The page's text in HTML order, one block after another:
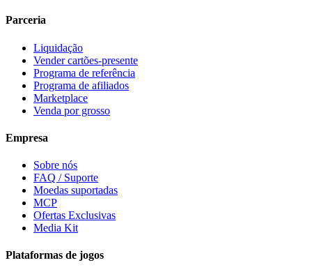
Parceria
Liquidação
Vender cartões-presente
Programa de referência
Programa de afiliados
Marketplace
Venda por grosso
Empresa
Sobre nós
FAQ / Suporte
Moedas suportadas
MCP
Ofertas Exclusivas
Media Kit
Plataformas de jogos